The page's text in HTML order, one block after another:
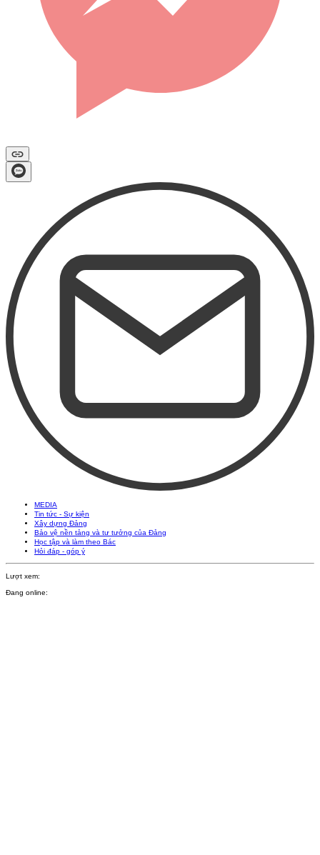
MEDIA
Tin tức - Sự kiện
Xây dựng Đảng
Bảo vệ nền tảng và tư tưởng của Đảng
Học tập và làm theo Bác
Hỏi đáp - góp ý
Lượt xem:
Đang online: